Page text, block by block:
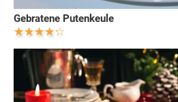
Gebratene Putenkeule